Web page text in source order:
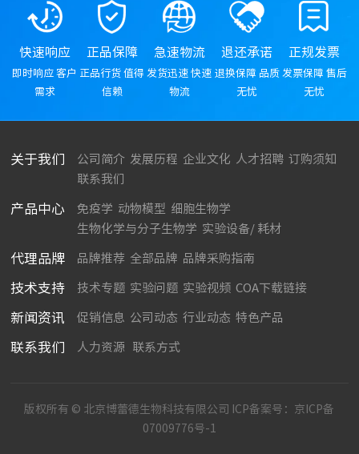
快速响应
即时响应 客户
需求
正品保障
正品行货 值得
信赖
急速物流
发货迅速 快速
物流
退还承诺
退换保障 品质
无忧
正规发票
发票保障 售后
无忧
关于我们 公司简介 发展历程 企业文化 人才招聘 订购须知
联系我们
产品中心 免疫学 动物模型 细胞生物学
生物化学与分子生物学 实验设备/ 耗材
代理品牌 品牌推荐 全部品牌 品牌采购指南
技术支持 技术专题 实验问题 实验视频 COA下载链接
新闻资讯 促销信息 公司动态 行业动态 特色产品
联系我们 人力资源 联系方式
版权所有 © 北京博蕾德生物科技有限公司 ICP备案号： 京ICP备
07009776号-1